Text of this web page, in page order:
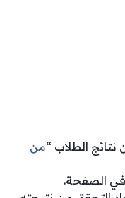
نتائج الطلاب “من
في الصفحة.